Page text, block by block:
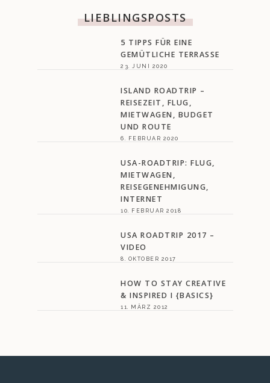
LIEBLINGSPOSTS
5 TIPPS FÜR EINE
GEMÜTLICHE TERRASSE
23. JUNI 2020
ISLAND ROADTRIP –
REISEZEIT, FLUG,
MIETWAGEN, BUDGET
UND ROUTE
6. FEBRUAR 2020
USA-ROADTRIP: FLUG,
MIETWAGEN,
REISEGENEHMIGUNG,
INTERNET
10. FEBRUAR 2018
USA ROADTRIP 2017 –
VIDEO
8. OKTOBER 2017
HOW TO STAY CREATIVE
& INSPIRED I {BASICS}
11. MÄRZ 2012